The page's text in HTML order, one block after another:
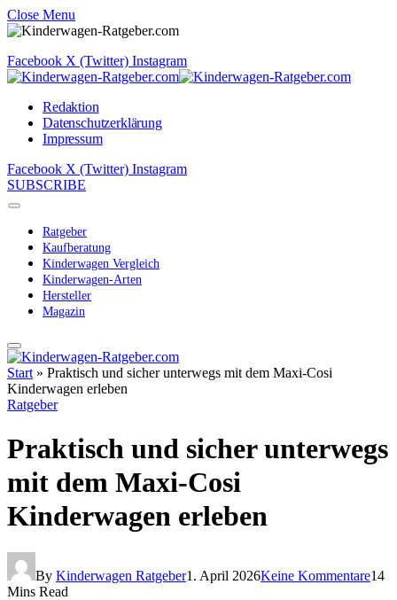
Close Menu
Facebook X (Twitter) Instagram
Redaktion
Datenschutzerklärung
Impressum
Facebook X (Twitter) Instagram
SUBSCRIBE
Ratgeber
Kaufberatung
Kinderwagen Vergleich
Kinderwagen-Arten
Hersteller
Magazin
Start » Praktisch und sicher unterwegs mit dem Maxi-Cosi
Kinderwagen erleben
Ratgeber
Praktisch und sicher unterwegs
mit dem Maxi-Cosi
Kinderwagen erleben
By Kinderwagen Ratgeber1. April 2026Keine Kommentare14
Mins Read